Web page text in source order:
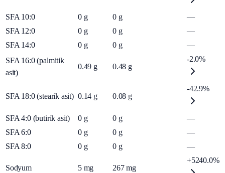
SFA 10:0 0 g 0 g
—
SFA 12:0
0 g 0 g
—
SFA 14:0
0 g 0 g
—
SFA 16:0 (palmitik
asit)
0.49 g 0.48 g
-2.0%
SFA 18:0 (stearik asit) 0.14 g 0.08 g
-42.9%
SFA 4:0 (butirik asit) 0 g 0 g
—
SFA 6:0
0 g 0 g
—
SFA 8:0
0 g 0 g —
Sodyum 5 mg 267 mg
+5240.0%